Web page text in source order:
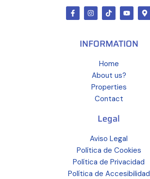
INFORMATION
Home
About us?
Properties
Contact
Legal
Aviso Legal
Política de Cookies
Política de Privacidad
Política de Accesibilidad